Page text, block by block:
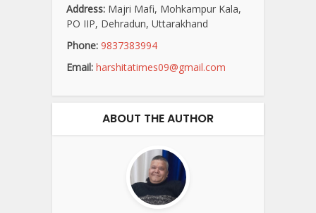
Address: Majri Mafi, Mohkampur Kala,
PO IIP, Dehradun, Uttarakhand
Phone: 9837383994
Email: harshitatimes09@gmail.com
ABOUT THE AUTHOR